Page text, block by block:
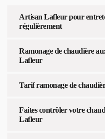
Artisan Lafleur pour
régulièrement
Ramonage de chaudière
Lafleur
Tarif ramonage de
Faites contrôler votre
Lafleur